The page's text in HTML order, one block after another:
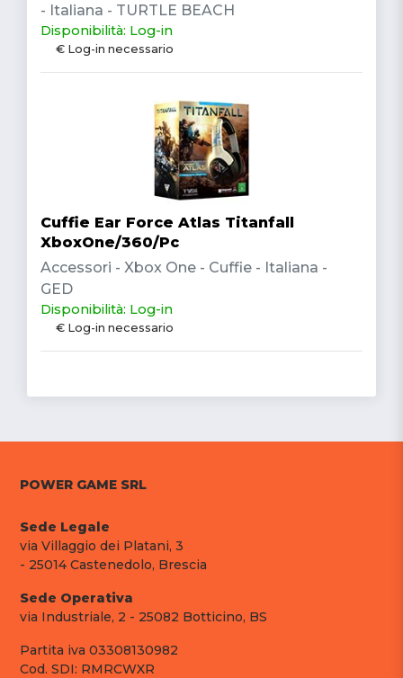
- Italiana - TURTLE BEACH
Disponibilità: Log-in
€ Log-in necessario
Cuffie Ear Force Atlas Titanfall
XboxOne/360/Pc
Accessori - Xbox One - Cuffie - Italiana -
GED
Disponibilità: Log-in
€ Log-in necessario
POWER GAME SRL
Sede Legale
via Villaggio dei Platani, 3
- 25014 Castenedolo, Brescia
Sede Operativa
via Industriale, 2 - 25082 Botticino, BS
Partita iva 03308130982
Cod. SDI: RMRCWXR